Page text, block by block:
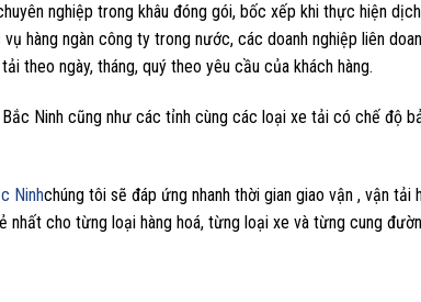
nghiệp trong khâu đóng gói, bốc xếp khi thực hiện
hàng ngàn công ty trong nước, các doanh nghiệp liên
theo ngày, tháng, quý theo yêu cầu của khách hàng.
Ninh cũng như các tỉnh cùng các loại xe tải có chế độ
Ninhchúng tôi sẽ đáp ứng nhanh thời gian giao vận , vận tải
nhất cho từng loại hàng hoá, từng loại xe và từng cung